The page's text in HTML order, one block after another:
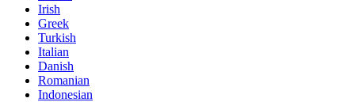
Irish
Greek
Turkish
Italian
Danish
Romanian
Indonesian